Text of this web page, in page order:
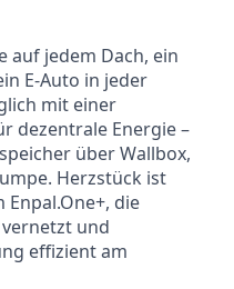
auf jedem Dach, ein
E-Auto in jeder
mit einer
dezentrale Energie –
über Wallbox,
Herzstück ist
die
und
effizient am